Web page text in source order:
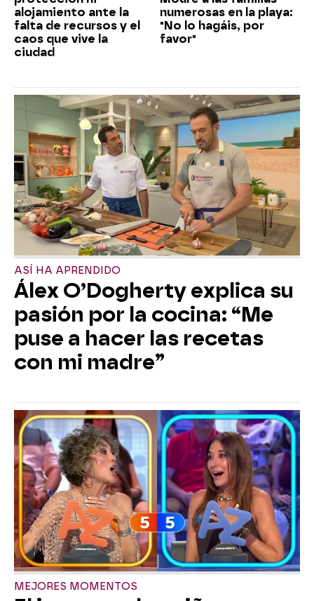
alojamiento ante la
falta de recursos y el
caos que vive la
ciudad
numerosas en la playa:
"No lo hagáis, por
favor"
ASÍ HA APRENDIDO
Álex O’Dogherty explica su
pasión por la cocina: “Me
puse a hacer las recetas
con mi madre”
MEJORES MOMENTOS